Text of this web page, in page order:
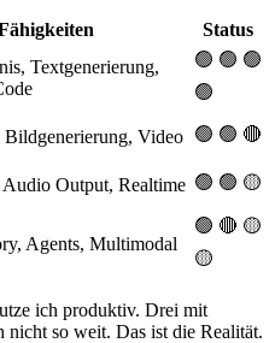
Status
Textgenerierung,
🟢 🟢 🟢
🟢
Video 🟢 🟢 🔴
Output, Realtime 🟢 🟢 🟡
Agents, Multimodal
🟢 🔴 🟡
🟡
ich produktiv. Drei mit
so weit. Das ist die Realität.